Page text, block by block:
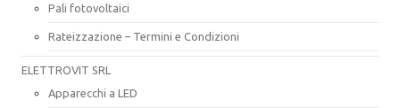
Pali fotovoltaici
Rateizzazione – Termini e Condizioni
ELETTROVIT SRL
Apparecchi a LED